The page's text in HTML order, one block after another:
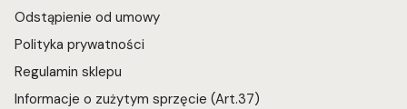
Odstąpienie od umowy
Polityka prywatności
Regulamin sklepu
Informacje o zużytym sprzęcie (Art.37)